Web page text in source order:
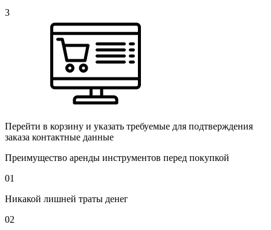
3
Перейти в корзину и указать требуемые для подтверждения
заказа контактные данные
Преимущество аренды инструментов перед покупкой
01
Никакой лишней траты денег
02